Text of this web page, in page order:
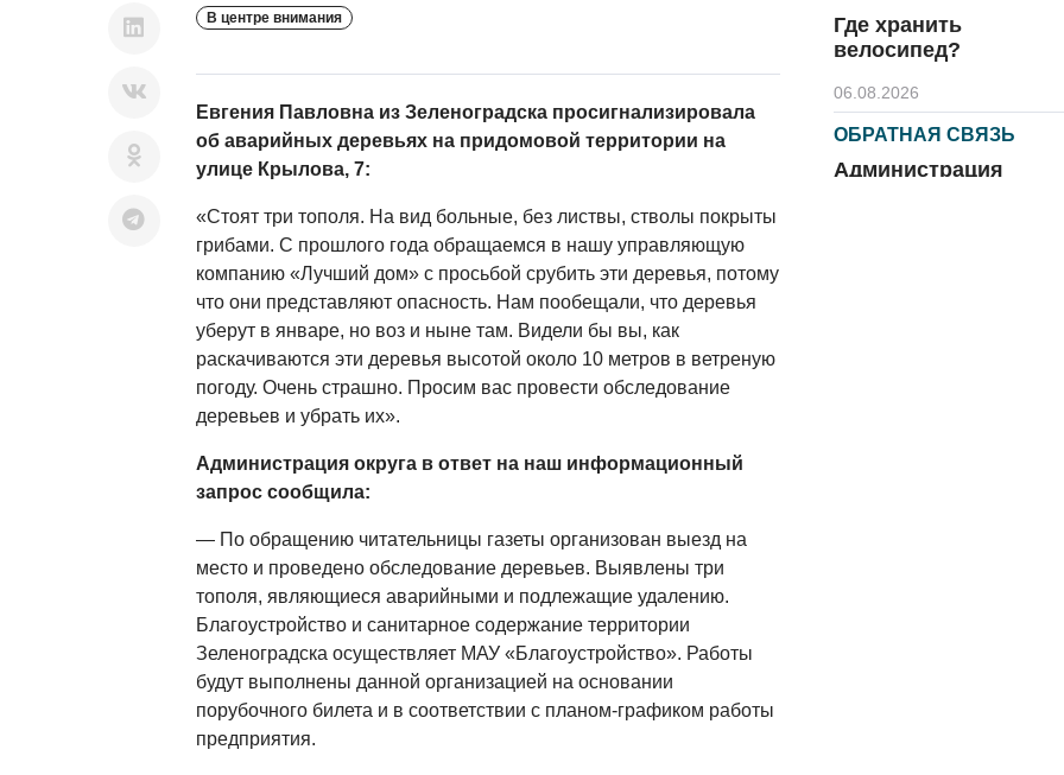
В центре внимания
Евгения Павловна из Зеленоградска просигнализировала
об аварийных деревьях на придомовой территории на
улице Крылова, 7:
«Стоят три тополя. На вид больные, без листвы, стволы покрыты
грибами. С прошлого года обращаемся в нашу управляющую
компанию «Лучший дом» с просьбой срубить эти деревья, потому
что они представляют опасность. Нам пообещали, что деревья
уберут в январе, но воз и ныне там. Видели бы вы, как
раскачиваются эти деревья высотой около 10 метров в ветреную
погоду. Очень страшно. Просим вас провести обследование
деревьев и убрать их».
Администрация округа в ответ на наш информационный
запрос сообщила:
— По обращению читательницы газеты организован выезд на
место и проведено обследование деревьев. Выявлены три
тополя, являющиеся аварийными и подлежащие удалению.
Благоустройство и санитарное содержание территории
Зеленоградска осуществляет МАУ «Благоустройство». Работы
будут выполнены данной организацией на основании
порубочного билета и в соответствии с планом-графиком работы
предприятия.
Где хранить
велосипед?
06.08.2026
ОБРАТНАЯ СВЯЗЬ
Администрация